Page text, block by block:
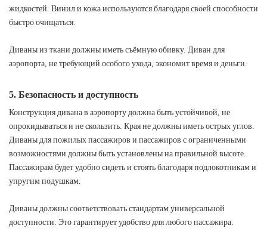
жидкостей. Винил и кожа используются благодаря своей способности
быстро очищаться.
Диваны из ткани должны иметь съёмную обивку. Диван для
аэропорта, не требующий особого ухода, экономит время и деньги.
5. Безопасность и доступность
Конструкция дивана в аэропорту должна быть устойчивой, не
опрокидываться и не скользить. Края не должны иметь острых углов.
Диваны для пожилых пассажиров и пассажиров с ограниченными
возможностями должны быть установлены на правильной высоте.
Пассажирам будет удобно сидеть и стоять благодаря подлокотникам и
упругим подушкам.
Диваны должны соответствовать стандартам универсальной
доступности. Это гарантирует удобство для любого пассажира.